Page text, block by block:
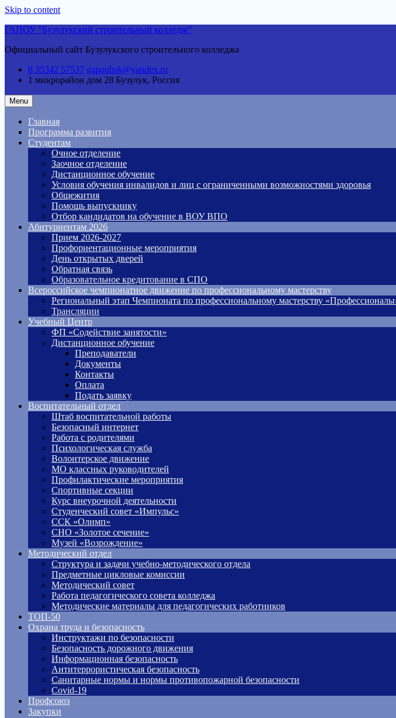
Skip to content
ГАПОУ "Бузулукский строительный колледж"
Официальный сайт Бузулукского строительного колледжа
8 35342 57537 gapoubsk@yandex.ru
1 микрорайон дом 28 Бузулук, Россия
Menu
Главная
Программа развития
Студентам
Очное отделение
Заочное отделение
Дистанционное обучение
Условия обучения инвалидов и лиц с ограниченными возможностями здоровья
Общежития
Помощь выпускнику
Отбор кандидатов на обучение в ВОУ ВПО
Абитуриентам 2026
Прием 2026-2027
Профориентационные мероприятия
День открытых дверей
Обратная связь
Образовательное кредитование в СПО
Всероссийское чемпионатное движение по профессиональному мастерству
Региональный этап Чемпионата по профессиональному мастерству
Трансляции
Учебный Центр
ФП «Содействие занятости»
Дистанционное обучение
Преподаватели
Документы
Контакты
Оплата
Подать заявку
Воспитательный отдел
Штаб воспитательной работы
Безопасный интернет
Работа с родителями
Психологическая служба
Волонтерское движение
МО классных руководителей
Профилактические мероприятия
Спортивные секции
Курс внеурочной деятельности
Студенческий совет «Импульс»
ССК «Олимп»
СНО «Золотое сечение»
Музей «Возрождение»
Методический отдел
Структура и задачи учебно-методического отдела
Предметные цикловые комиссии
Методический совет
Работа педагогического совета колледжа
Методические материалы для педагогических работников
ТОП-50
Охрана труда и безопасность
Инструктажи по безопасности
Безопасность дорожного движения
Информационная безопасность
Антитеррористическая безопасность
Санитарные нормы и нормы противопожарной безопасности
Covid-19
Профсоюз
Закупки